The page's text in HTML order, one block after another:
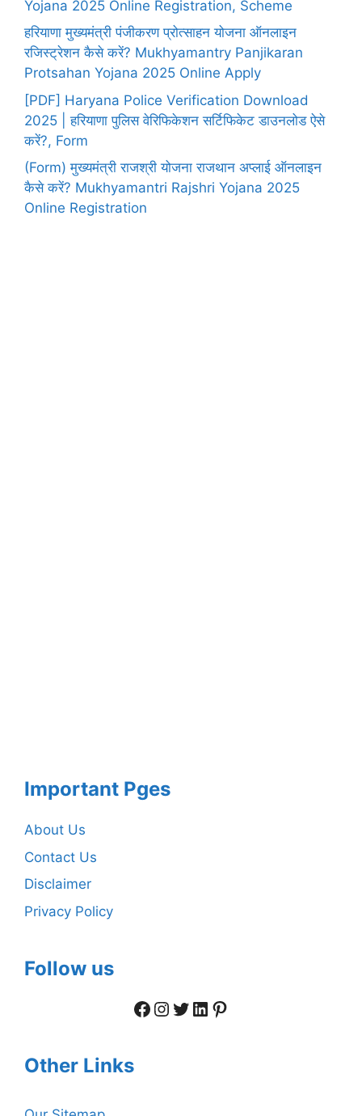
Yojana 2025 Online Registration, Scheme
हरियाणा मुख्यमंत्री पंजीकरण प्रोत्साहन योजना ऑनलाइन
रजिस्ट्रेशन कैसे करें? Mukhyamantry Panjikaran
Protsahan Yojana 2025 Online Apply
[PDF] Haryana Police Verification Download
2025 | हरियाणा पुलिस वेरिफिकेशन सर्टिफिकेट डाउनलोड ऐसे
करें?, Form
(Form) मुख्यमंत्री राजश्री योजना राजथान अप्लाई ऑनलाइन
कैसे करें? Mukhyamantri Rajshri Yojana 2025
Online Registration
Important Pges
About Us
Contact Us
Disclaimer
Privacy Policy
Follow us
Facebook
Instagram
Twitter
LinkedIn
Pinterest
Other Links